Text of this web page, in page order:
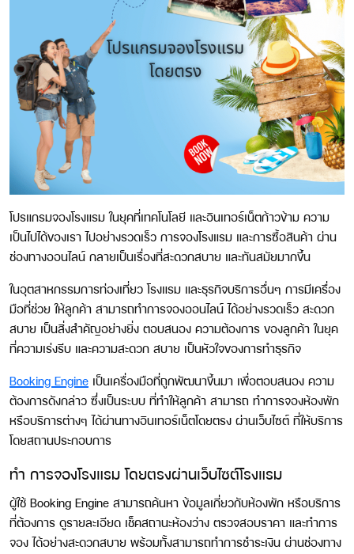
โปรแกรมจองโรงแรม ในยุคที่เทคโนโลยี และอินเทอร์เน็ตก้าวข้าม ความ
เป็นไปได้ของเรา ไปอย่างรวดเร็ว การจองโรงแรม และการซื้อสินค้า ผ่าน
ช่องทางออนไลน์ กลายเป็นเรื่องที่สะดวกสบาย และทันสมัยมากขึ้น
ในอุตสาหกรรมการท่องเที่ยว โรงแรม และธุรกิจบริการอื่นๆ การมีเครื่อง
มือที่ช่วย ให้ลูกค้า สามารถทำการจองออนไลน์ ได้อย่างรวดเร็ว สะดวก
สบาย เป็นสิ่งสำคัญอย่างยิ่ง ตอบสนอง ความต้องการ ของลูกค้า ในยุค
ที่ความเร่งรีบ และความสะดวก สบาย เป็นหัวใจของการทำธุรกิจ
Booking Engine เป็นเครื่องมือที่ถูกพัฒนาขึ้นมา เพื่อตอบสนอง ความ
ต้องการดังกล่าว ซึ่งเป็นระบบ ที่ทำให้ลูกค้า สามารถ ทำการจองห้องพัก
หรือบริการต่างๆ ได้ผ่านทางอินเทอร์เน็ตโดยตรง ผ่านเว็บไซต์ ที่ให้บริการ
โดยสถานประกอบการ
ทำ การจองโรงแรม โดยตรงผ่านเว็บไซต์โรงแรม
ผู้ใช้ Booking Engine สามารถค้นหา ข้อมูลเกี่ยวกับห้องพัก หรือบริการ
ที่ต้องการ ดูรายละเอียด เช็คสถานะห้องว่าง ตรวจสอบราคา และทำการ
จอง ได้อย่างสะดวกสบาย พร้อมทั้งสามารถทำการชำระเงิน ผ่านช่องทาง